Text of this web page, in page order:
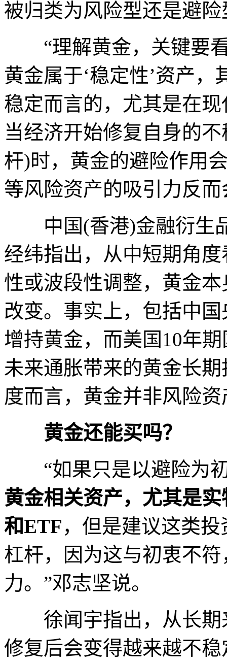
被归类为风险型还是避
“理解黄金，关键要看
黄金属于‘稳定性’资产
稳定而言的，尤其是在
当经济开始修复自身的
杆)时，黄金的避险作用
等风险资产的吸引力反
中国(香港)金融衍生
经纬指出，从中短期角
性或波段性调整，黄金
改变。事实上，包括中
增持黄金，而美国10年
未来通胀带来的黄金长
度而言，黄金并非风险资
黄金还能买吗？
“如果只是以避险为
黄金相关资产，尤其是
和ETF，但是建议这类
杠杆，因为这与初衷不
力。”邓志坚说。
徐闻宇指出，从长期
修复后会变得越来越不